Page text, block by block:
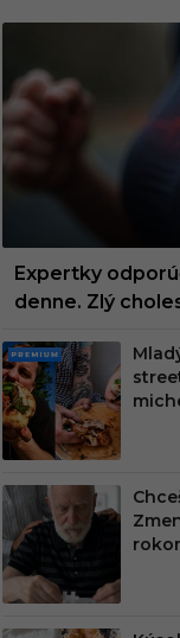
Expertky
denne. Zlý
PRE
MIU
M